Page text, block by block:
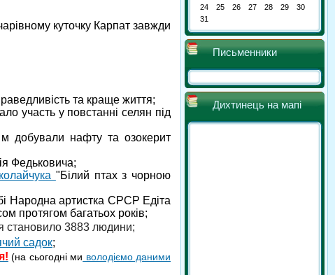
куточку Карпат завжди
та краще життя;
участь у повстанні селян під
добували нафту та озокерит
Федьковича;
"Білий птах з чорною
Народна артистка СРСР Едіта
протягом багатьох років;
становило 3883 людини;
садок;
(на сьогодні ми володіємо даними
24
25 26 27 28 29
30
31
Письменники
Дихтинець на мапі